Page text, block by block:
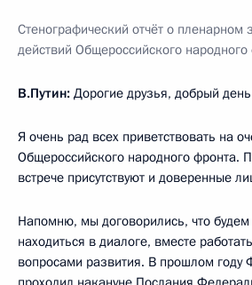
Стенографический отчёт о
действий Общероссийского
В.Путин: Дорогие друзья, добрый
Я очень рад всех приветствовать на
Общероссийского народного фронта.
встрече присутствуют и доверенные
Напомню, мы договорились, что будем
находиться в диалоге, вместе
вопросами развития. В прошлом году